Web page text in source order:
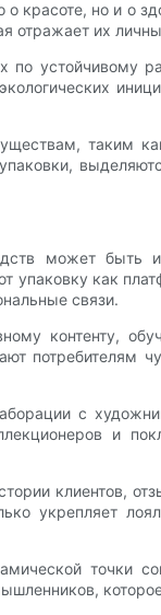
красоте, но и о
отражает их
устойчивому
таким
может быть
как
связи.
контенту,
с
и
клиентов,
укрепляет
точки